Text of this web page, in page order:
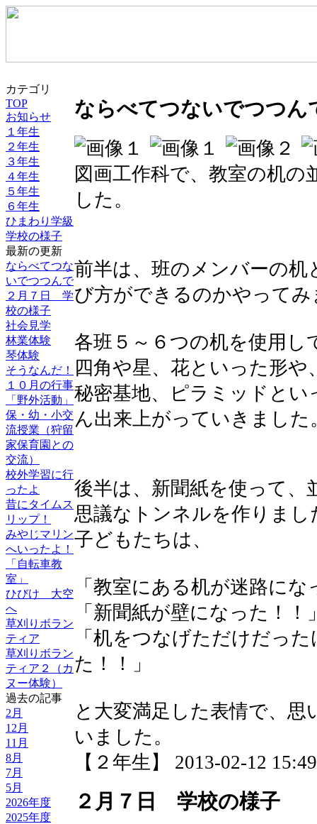
カテゴリ
TOP
お知らせ
１年生
２年生
３年生
４年生
５年生
６年生
ひまわり学級
学校の様子
最新の更新
ならべてつな
いでつつんで
２月７日 学
校の様子
社会見学
林業体験
琴体験
そうなんだ！
１０月の行事
「野外活動」
保・幼・小交
流授業（狩留
家保育園との
交流）
校外学習に行
ったよ
昔にタイムス
リップ！
みやじマリン
へいったよ！
「自転車教
室」
ひびけ 大空
へ
草刈りボラン
ティア
草刈りボラン
ティア２（カ
ヌー体験）
過去の記事
2月
12月
11月
8月
7月
5月
2026年度
2025年度
ならべてつないでつつん
図画工作科で、教室の机
した。
前半は、班のメンバーの
び方ができるのかやってみ
各班５～６つの机を使用し
四角や星、花といった形や
秘密基地、ピラミッドと
ん出来上がっていきました
後半は、新聞紙を使って、
思議なトンネルを作りまし
子どもたちは、
「教室にある机が迷路にな
「新聞紙が壁になった！！
「机をつなげただけだっ
た！！」
と大変満足した表情で、
いました。
【２年生】 2013-02-12
２月７日 学校の様子